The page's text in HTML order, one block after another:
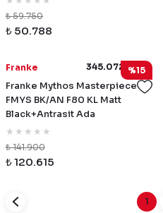
₺ 59.750
₺ 50.788
%15
Franke 345.0726.996
Franke Mythos Masterpiece
FMYS BK/AN F80 KL Matt
Black+Antrasit Ada
Davlumbaz
₺ 141.900
₺ 120.615
1